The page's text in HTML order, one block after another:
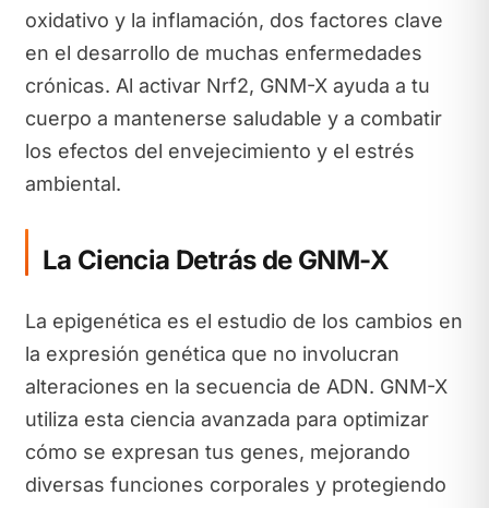
oxidativo y la inflamación, dos factores clave
en el desarrollo de muchas enfermedades
crónicas. Al activar Nrf2, GNM-X ayuda a tu
cuerpo a mantenerse saludable y a combatir
los efectos del envejecimiento y el estrés
ambiental.
La Ciencia Detrás de GNM-X
La epigenética es el estudio de los cambios en
la expresión genética que no involucran
alteraciones en la secuencia de ADN. GNM-X
utiliza esta ciencia avanzada para optimizar
cómo se expresan tus genes, mejorando
diversas funciones corporales y protegiendo